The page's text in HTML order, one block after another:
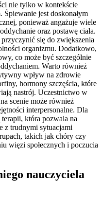
nie tylko w kontekście
jest doskonałym
ponieważ angażuje wiele
oraz postawę ciała.
się do zwiększenia
organizmu. Dodatkowo,
co może być szczególnie
Warto również
wpływ na zdrowie
hormony szczęścia, które
nastrój. Uczestnictwo w
scenie może również
interpersonalne. Dla
która pozwala na
z trudnymi sytuacjami
takich jak chóry czy
więzi społecznych i poczucia
nauczyciela